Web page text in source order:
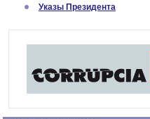
Указы Президента